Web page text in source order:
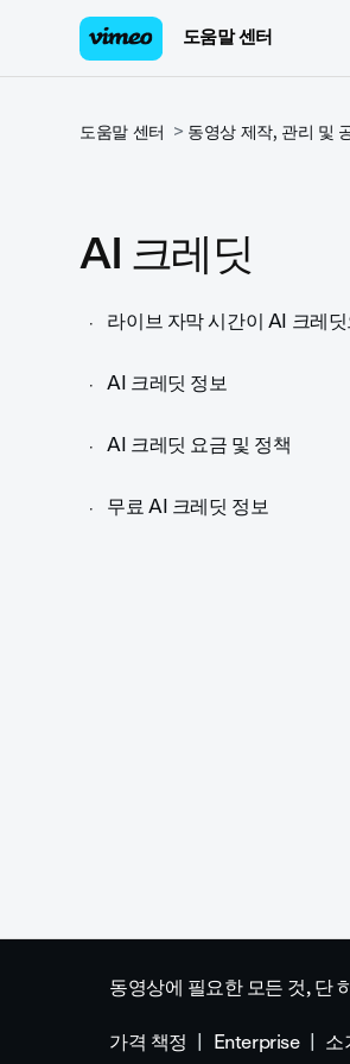
도움말 센터
도움말 센터 동영상 제작, 관리 및
AI 크레딧
라이브 자막 시간이 AI 크레
AI 크레딧 정보
AI 크레딧 요금 및 정책
무료 AI 크레딧 정보
동영상에 필요한 모든 것, 단
가격 책정
Enterprise 소